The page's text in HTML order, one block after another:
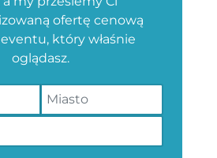
ofertę cenową
który właśnie
oglądasz.